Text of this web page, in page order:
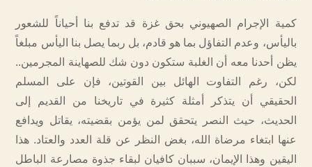
كمية الإجرام الصهيوني بحق غزة قد تدفع بنا أحياناً للشعور
باليأس، وعدم التفاؤل بما هو قادم، بل ربما يصل بنا اليأس مبلغاً
يظن أحدنا معه أن الغلبة ستكون دون شك للصهاينة المجرمين..
لكن، رغم التفاوت الهائل بين القوتين، فإن على المسلم
الحقيقي أن يتذكر أمثلة كثيرة في تاريخنا من القديم إلى
الحديث، حيث النصر يتحقق لمن يؤمن بقضيته، يقاتل ويدافع
عنها ابتغاء مرضاة الله، بغض النظر عن قلة العدد والعتاد. هذا
اليقين وهذا الإيمان، سببان كافيان لبقاء جذوة مصارعة الباطل